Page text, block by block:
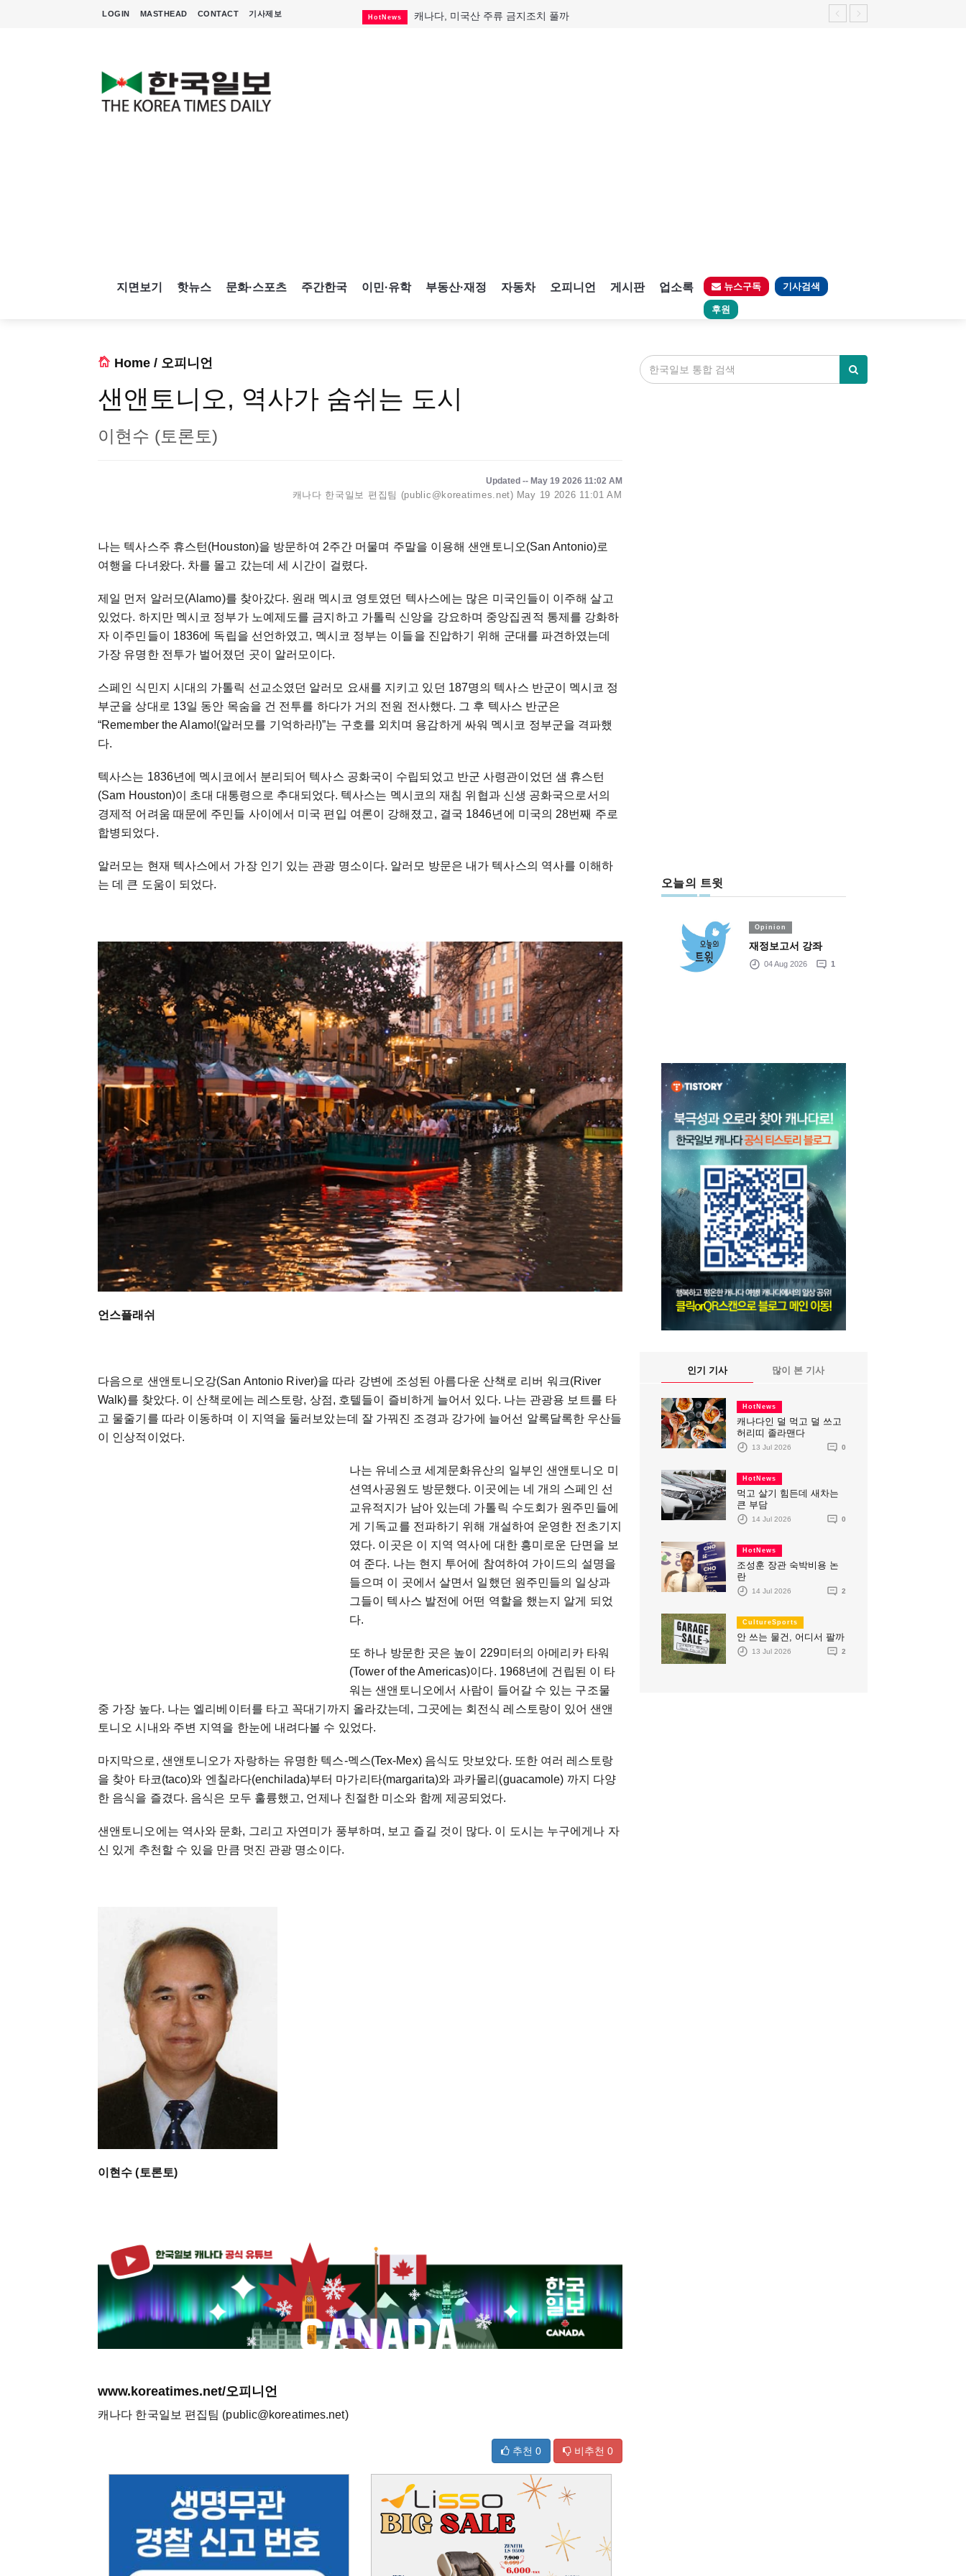
LOGIN MASTHEAD CONTACT 기사제보 HotNews 캐나다, 미국산 주류 금지조치 풀까
지면보기 핫뉴스 문화·스포츠 주간한국 이민·유학 부동산·재정 자동차 오피니언 게시판 업소록 뉴스구독 기사검색
후원
Home / 오피니언
샌앤토니오, 역사가 숨쉬는 도시
이현수 (토론토)
Updated -- May 19 2026 11:02 AM
캐나다 한국일보 편집팀 (public@koreatimes.net) May 19 2026 11:01 AM
나는 텍사스주 휴스턴(Houston)을 방문하여 2주간 머물며 주말을 이용해 샌앤토니오(San Antonio)로
여행을 다녀왔다. 차를 몰고 갔는데 세 시간이 걸렸다.
제일 먼저 알러모(Alamo)를 찾아갔다. 원래 멕시코 영토였던 텍사스에는 많은 미국인들이 이주해 살고
있었다. 하지만 멕시코 정부가 노예제도를 금지하고 가톨릭 신앙을 강요하며 중앙집권적 통제를 강화하
자 이주민들이 1836에 독립을 선언하였고, 멕시코 정부는 이들을 진압하기 위해 군대를 파견하였는데
가장 유명한 전투가 벌어졌던 곳이 알러모이다.
스페인 식민지 시대의 가톨릭 선교소였던 알러모 요새를 지키고 있던 187명의 텍사스 반군이 멕시코 정
부군을 상대로 13일 동안 목숨을 건 전투를 하다가 거의 전원 전사했다. 그 후 텍사스 반군은
“Remember the Alamo!(알러모를 기억하라!)”는 구호를 외치며 용감하게 싸워 멕시코 정부군을 격파했
다.
텍사스는 1836년에 멕시코에서 분리되어 텍사스 공화국이 수립되었고 반군 사령관이었던 샘 휴스턴
(Sam Houston)이 초대 대통령으로 추대되었다. 텍사스는 멕시코의 재침 위협과 신생 공화국으로서의
경제적 어려움 때문에 주민들 사이에서 미국 편입 여론이 강해졌고, 결국 1846년에 미국의 28번째 주로
합병되었다.
알러모는 현재 텍사스에서 가장 인기 있는 관광 명소이다. 알러모 방문은 내가 텍사스의 역사를 이해하
는 데 큰 도움이 되었다.
언스플래쉬
다음으로 샌앤토니오강(San Antonio River)을 따라 강변에 조성된 아름다운 산책로 리버 워크(River
Walk)를 찾았다. 이 산책로에는 레스토랑, 상점, 호텔들이 즐비하게 늘어서 있다. 나는 관광용 보트를 타
고 물줄기를 따라 이동하며 이 지역을 둘러보았는데 잘 가꿔진 조경과 강가에 늘어선 알록달록한 우산들
이 인상적이었다.
나는 유네스코 세계문화유산의 일부인 샌앤토니오 미
션역사공원도 방문했다. 이곳에는 네 개의 스페인 선
교유적지가 남아 있는데 가톨릭 수도회가 원주민들에
게 기독교를 전파하기 위해 개설하여 운영한 전초기지
였다. 이곳은 이 지역 역사에 대한 흥미로운 단면을 보
여 준다. 나는 현지 투어에 참여하여 가이드의 설명을
들으며 이 곳에서 살면서 일했던 원주민들의 일상과
그들이 텍사스 발전에 어떤 역할을 했는지 알게 되었
다.
또 하나 방문한 곳은 높이 229미터의 아메리카 타워
(Tower of the Americas)이다. 1968년에 건립된 이 타
워는 샌앤토니오에서 사람이 들어갈 수 있는 구조물
중 가장 높다. 나는 엘리베이터를 타고 꼭대기까지 올라갔는데, 그곳에는 회전식 레스토랑이 있어 샌앤
토니오 시내와 주변 지역을 한눈에 내려다볼 수 있었다.
마지막으로, 샌앤토니오가 자랑하는 유명한 텍스-멕스(Tex-Mex) 음식도 맛보았다. 또한 여러 레스토랑
을 찾아 타코(taco)와 엔칠라다(enchilada)부터 마가리타(margarita)와 과카몰리(guacamole) 까지 다양
한 음식을 즐겼다. 음식은 모두 훌륭했고, 언제나 친절한 미소와 함께 제공되었다.
샌앤토니오에는 역사와 문화, 그리고 자연미가 풍부하며, 보고 즐길 것이 많다. 이 도시는 누구에게나 자
신 있게 추천할 수 있을 만큼 멋진 관광 명소이다.
이현수 (토론토)
www.koreatimes.net/오피니언
캐나다 한국일보 편집팀 (public@koreatimes.net)
추천 0 비추천 0
오늘의 트윗
Opinion
재정보고서 강좌
04 Aug 2026 1
인기 기사 많이 본 기사
HotNews
캐나다인 덜 먹고 덜 쓰고
허리띠 졸라맨다
13 Jul 2026 0
HotNews
먹고 살기 힘든데 새차는
큰 부담
14 Jul 2026 0
HotNews
조성훈 장관 숙박비용 논
란
14 Jul 2026 2
CultureSports
안 쓰는 물건, 어디서 팔까
13 Jul 2026 2